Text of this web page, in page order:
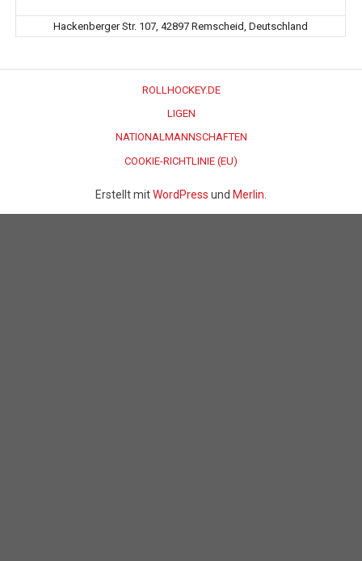
Hackenberger Str. 107, 42897 Remscheid, Deutschland
ROLLHOCKEY.DE
LIGEN
NATIONALMANNSCHAFTEN
COOKIE-RICHTLINIE (EU)
Erstellt mitWordPress und Merlin